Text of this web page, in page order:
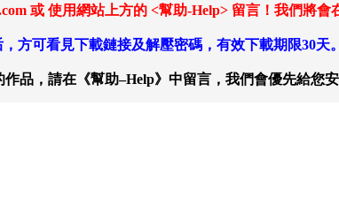
或 使用網站上方的 <幫助-Help> 留言！我們將
方可看見下載鏈接及解壓密碼，有效下載期限30天
品，請在《幫助–Help》中留言，我們會優先給您